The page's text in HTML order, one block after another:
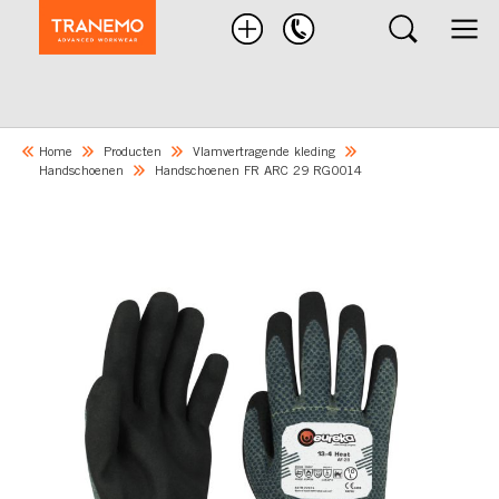
product
Home Producten
Vlamvertragende kleding
Handschoenen
Handschoenen FR ARC 29 RG0014